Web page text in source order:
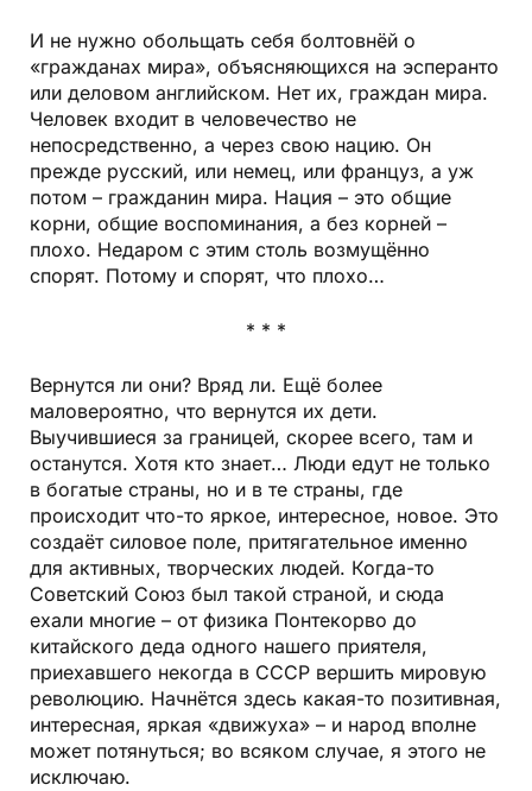
И не нужно обольщать себя болтовнёй о
«гражданах мира», объясняющихся на эсперанто
или деловом английском. Нет их, граждан мира.
Человек входит в человечество не
непосредственно, а через свою нацию. Он
прежде русский, или немец, или француз, а уж
потом – гражданин мира. Нация – это общие
корни, общие воспоминания, а без корней –
плохо. Недаром с этим столь возмущённо
спорят. Потому и спорят, что плохо…
* * *
Вернутся ли они? Вряд ли. Ещё более
маловероятно, что вернутся их дети.
Выучившиеся за границей, скорее всего, там и
останутся. Хотя кто знает… Люди едут не только
в богатые страны, но и в те страны, где
происходит что-то яркое, интересное, новое. Это
создаёт силовое поле, притягательное именно
для активных, творческих людей. Когда-то
Советский Союз был такой страной, и сюда
ехали многие – от физика Понтекорво до
китайского деда одного нашего приятеля,
приехавшего некогда в СССР вершить мировую
революцию. Начнётся здесь какая-то позитивная,
интересная, яркая «движуха» – и народ вполне
может потянуться; во всяком случае, я этого не
исключаю.